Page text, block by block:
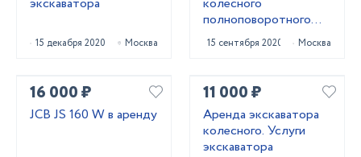
15 декабря 2020 Москва
полноповоротного
HYUNDAI R140W-9S
15 сентября 2020 Москва
16 000 ₽
JCB JS 160 W в аренду
11 000 ₽
Аренда экскаватора
колесного. Услуги
экскаватора